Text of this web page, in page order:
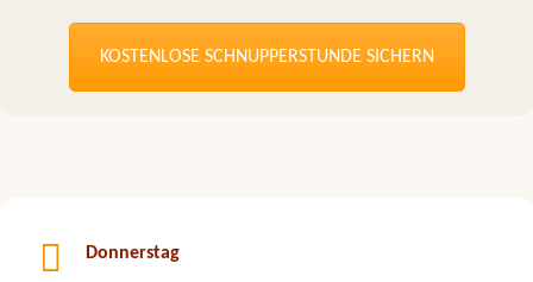
KOSTENLOSE SCHNUPPERSTUNDE SICHERN
Donnerstag